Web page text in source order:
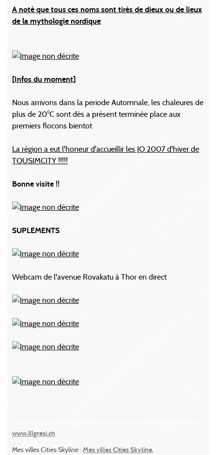
A noté que tous ces noms sont tirés de dieux ou de lieux
de la mythologie nordique
[Infos du moment]
Nous arrivons dans la periode Automnale, les chaleures de
plus de 20°C sont dès a présent terminée place aux
premiers flocons bientot
La région a eut l'honeur d'accueillir les JO 2007 d'hiver de
TOUSIMCITY !!!!!
Bonne visite !!
SUPLEMENTS
Webcam de l'avenue Rovakatu à Thor en direct
www.illgresi.ch
Mes villes Cities Skyline :Mes villes Cities Skyline,